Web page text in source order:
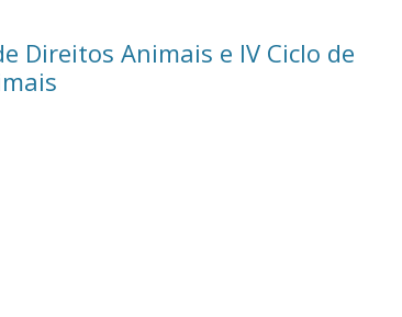
Direitos Animais e IV Ciclo de